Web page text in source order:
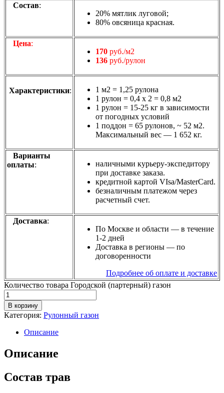
Состав:
20% мятлик луговой;
80% овсяница красная.
Цена:
170 руб./м2
136 руб./рулон
Характеристики:
1 м2 = 1,25 рулона
1 рулон = 0,4 х 2 = 0,8 м2
1 рулон = 15-25 кг в зависимости
от погодных условий
1 поддон = 65 рулонов, ~ 52 м2.
Максимальный вес — 1 652 кг.
Варианты
оплаты:
наличными курьеру-экспедитору
при доставке заказа.
кредитной картой VIsa/MasterСard.
безналичным платежом через
расчетный счет.
Доставка:
По Москве и области — в течение
1-2 дней
Доставка в регионы — по
договоренности
Подробнее об оплате и доставке
Количество товара Городской (партерный) газон
В корзину
Категория: Рулонный газон
Описание
Описание
Состав трав